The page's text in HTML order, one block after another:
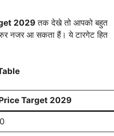
2029 तक देखे तो आपको बहुत
नजर आ सकता हैं। ये टारगेट हित
Target 2029